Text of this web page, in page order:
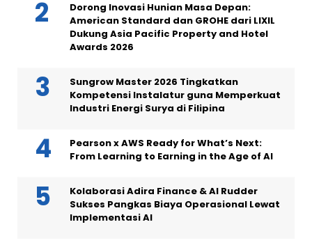
Dorong Inovasi Hunian Masa Depan:
American Standard dan GROHE dari LIXIL
Dukung Asia Pacific Property and Hotel
Awards 2026
Sungrow Master 2026 Tingkatkan
Kompetensi Instalatur guna Memperkuat
Industri Energi Surya di Filipina
Pearson x AWS Ready for What’s Next:
From Learning to Earning in the Age of AI
Kolaborasi Adira Finance & AI Rudder
Sukses Pangkas Biaya Operasional Lewat
Implementasi AI